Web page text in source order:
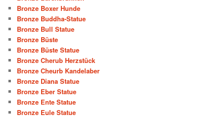
Bronze Boxer Hunde
Bronze Buddha-Statue
Bronze Bull Statue
Bronze Büste
Bronze Büste Statue
Bronze Cherub Herzstück
Bronze Cheurb Kandelaber
Bronze Diana Statue
Bronze Eber Statue
Bronze Ente Statue
Bronze Eule Statue